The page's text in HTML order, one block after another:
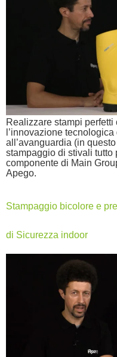
Realizzare stampi
l’innovazione
all’avanguardia (in
stampaggio di stivali
componente di Main
Apego.
Stampaggio bicolore e
di Sicurezza indoor